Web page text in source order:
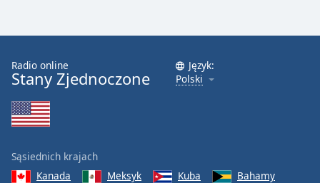
End
dialog
window.
Radio online
Stany Zjednoczone
Język:
Polski
Sąsiednich krajach
Kanada
Meksyk Kuba
Bahamy